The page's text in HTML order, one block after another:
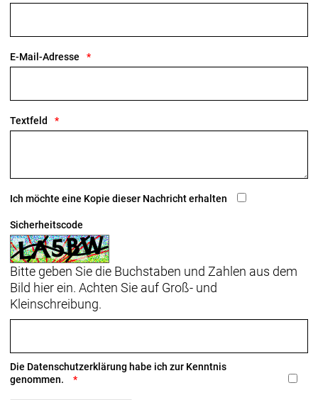
E-Mail-Adresse
Textfeld
Ich möchte eine Kopie dieser Nachricht erhalten
Sicherheitscode
Bitte geben Sie die Buchstaben und Zahlen aus dem
Bild hier ein. Achten Sie auf Groß- und
Kleinschreibung.
Die Datenschutzerklärung habe ich zur Kenntnis
genommen.